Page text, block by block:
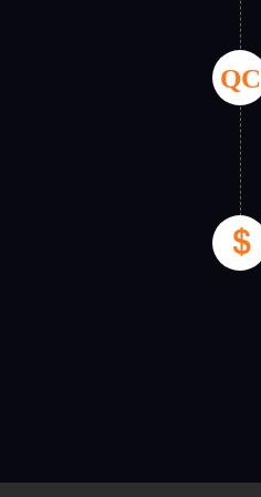
QC